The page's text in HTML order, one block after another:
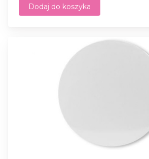
Dodaj do koszyka